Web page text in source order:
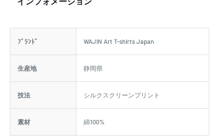
ﾌﾞﾗﾝﾄﾞ WAJIN Art T-shirts Japan
生産地 静岡県
技法 シルクスクリーンプリント
素材 綿100%